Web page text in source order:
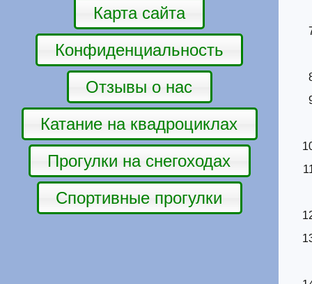
Карта сайта
Конфиденциальность
Отзывы о нас
Катание на квадроциклах
Прогулки на снегоходах
Спортивные прогулки